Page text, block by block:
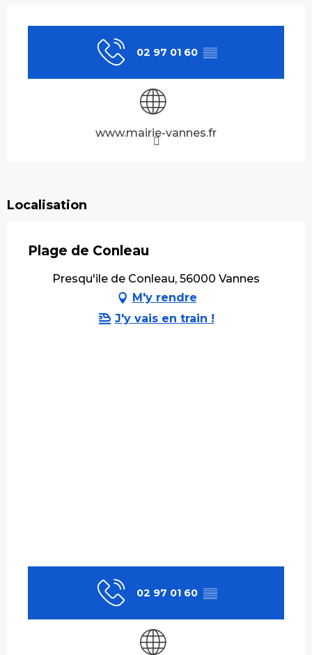
02 97 01 60 ▒▒
www.mairie-vannes.fr
Localisation
Plage de Conleau
Presqu'ile de Conleau, 56000 Vannes
M'y rendre
J'y vais en train !
02 97 01 60 ▒▒